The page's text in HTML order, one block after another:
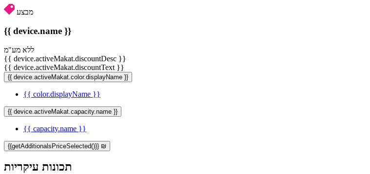
מבצע
{{ device.name }}
ללא מע"מ
{{ device.activeMakat.discountDesc }}
{{ device.activeMakat.discountText }}
{{ device.activeMakat.color.displayName }}
{{ color.displayName }}
{{ device.activeMakat.capacity.name }}
{{ capacity.name }}
{{getAdditionalsPriceSelected()}} ₪
תכונות עיקריות